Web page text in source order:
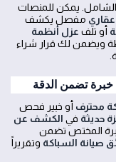
الشامل. يمكن للمنصات
مفصل يكشف
أو تلف عزل أنظمة
ويضمن لك قرار شراء
خبرة تضمن الدقة
محترف أو خبير فحص
حديثة في الكشف عن
المختص تضمن
صيانة السباكة وتقريراً